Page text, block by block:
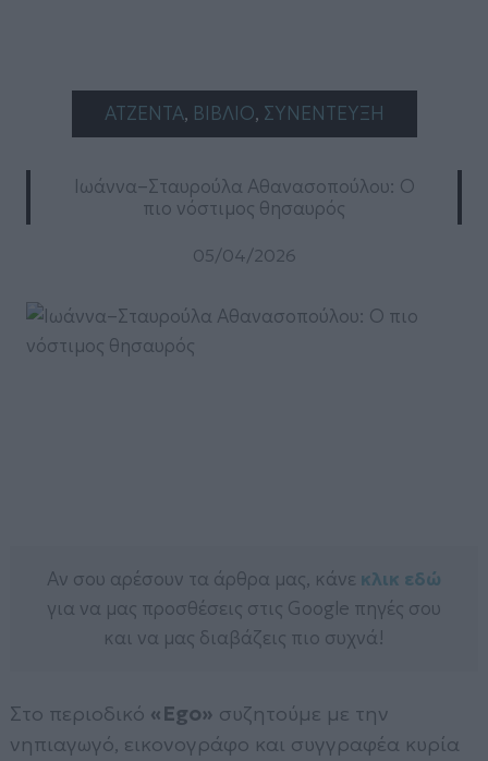
ΑΤΖΕΝΤΑ, ΒΙΒΛΙΟ, ΣΥΝΕΝΤΕΥΞΗ
Ιωάννα–Σταυρούλα Αθανασοπούλου: Ο
πιο νόστιμος θησαυρός
05/04/2026
Αν σου αρέσουν τα άρθρα μας, κάνε κλικ εδώ
για να μας προσθέσεις στις Google πηγές σου
και να μας διαβάζεις πιο συχνά!
Στο περιοδικό «Ego» συζητούμε με την
νηπιαγωγό, εικονογράφο και συγγραφέα κυρία